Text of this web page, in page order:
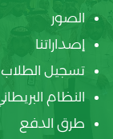
الصور
إصداراتنا
تسجيل الطلاب
النظام
طرق الدفع